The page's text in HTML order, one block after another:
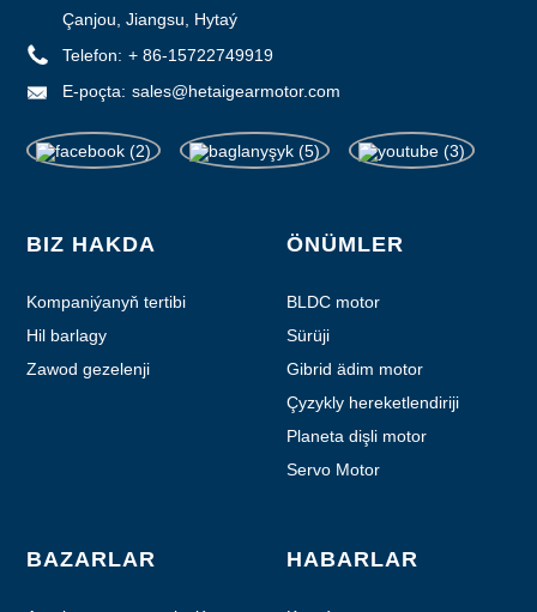
Çanjou, Jiangsu, Hytaý
Telefon: + 86-15722749919
E-poçta: sales@hetaigearmotor.com
BIZ HAKDA
Kompaniýanyň tertibi
Hil barlagy
Zawod gezelenji
ÖNÜMLER
BLDC motor
Sürüji
Gibrid ädim motor
Çyzykly hereketlendiriji
Planeta dişli motor
Servo Motor
BAZARLAR HABARLAR